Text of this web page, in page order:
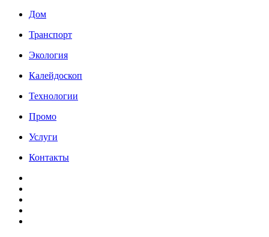
Дом
Транспорт
Экология
Калейдоскоп
Технологии
Промо
Услуги
Контакты